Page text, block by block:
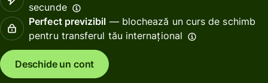
secunde
Perfect previzibil — blochează un curs de schimb
pentru transferul tău internațional
Deschide un cont